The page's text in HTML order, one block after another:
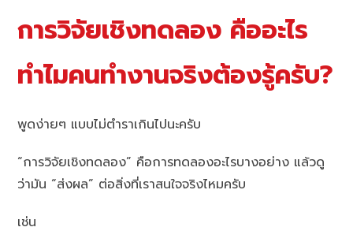
การวิจัยเชิงทดลอง คืออะไร
ทำไมคนทำงานจริงต้องรู้ครับ?
พูดง่ายๆ แบบไม่ตำราเกินไปนะครับ
“การวิจัยเชิงทดลอง” คือการทดลองอะไรบางอย่าง แล้วดู
ว่ามัน “ส่งผล” ต่อสิ่งที่เราสนใจจริงไหมครับ
เช่น